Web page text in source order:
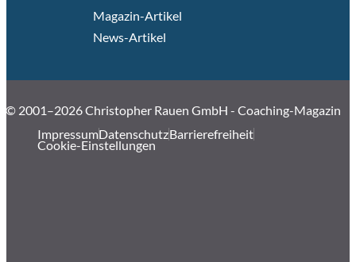
Magazin-Artikel
News-Artikel
© 2001–2026 Christopher Rauen GmbH - Coaching-Magazin
ImpressumDatenschutzBarrierefreiheit
Cookie-Einstellungen